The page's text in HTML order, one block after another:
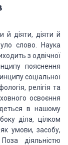
й діяти, діяти й
слово. Наука
з одвічної
пояснення
соціальної
релігія та
освоєння
в нашому
діла, цілком
умови, засобу,
діяльністю